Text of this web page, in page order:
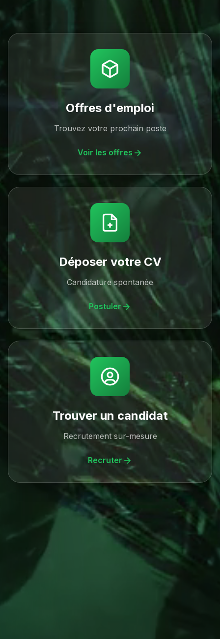
Offres d'emploi
Trouvez votre prochain poste
Voir les offres
Déposer votre CV
Candidature spontanée
Postuler
Trouver un candidat
Recrutement sur-mesure
Recruter